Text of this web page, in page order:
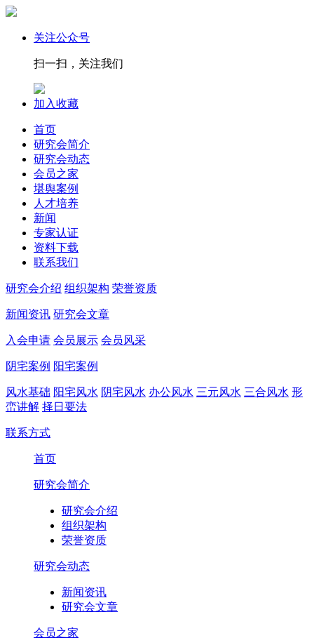
关注公众号
扫一扫，关注我们
加入收藏
首页
研究会简介
研究会动态
会员之家
堪舆案例
人才培养
新闻
专家认证
资料下载
联系我们
研究会介绍 组织架构 荣誉资质
新闻资讯 研究会文章
入会申请 会员展示 会员风采
阴宅案例 阳宅案例
风水基础 阳宅风水 阴宅风水 办公风水 三元风水 三合风水 形
峦讲解 择日要法
联系方式
首页
研究会简介
研究会介绍
组织架构
荣誉资质
研究会动态
新闻资讯
研究会文章
会员之家